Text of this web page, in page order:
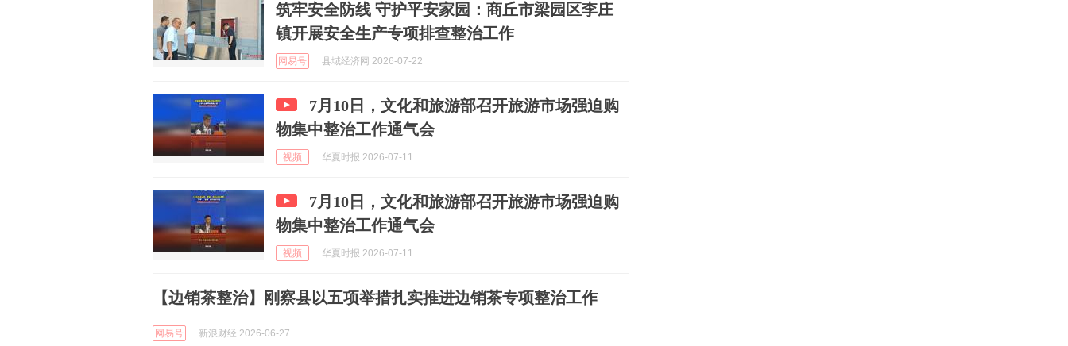
筑牢安全防线 守护平安家园：商丘市梁园区李庄
镇开展安全生产专项排查整治工作
网易号 县域经济网 2026-07-22
7月10日，文化和旅游部召开旅游市场强迫购
物集中整治工作通气会
视频 华夏时报 2026-07-11
7月10日，文化和旅游部召开旅游市场强迫购
物集中整治工作通气会
视频 华夏时报 2026-07-11
【边销茶整治】刚察县以五项举措扎实推进边销茶专项整治工作
网易号 新浪财经 2026-06-27